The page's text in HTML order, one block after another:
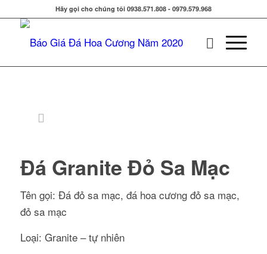
Hãy gọi cho chúng tôi 0938.571.808 - 0979.579.968
Đá Granite Đỏ Sa Mạc
Tên gọi: Đá đỏ sa mạc, đá hoa cương đỏ sa mạc,
đỏ sa mạc
Loại: Granite – tự nhiên